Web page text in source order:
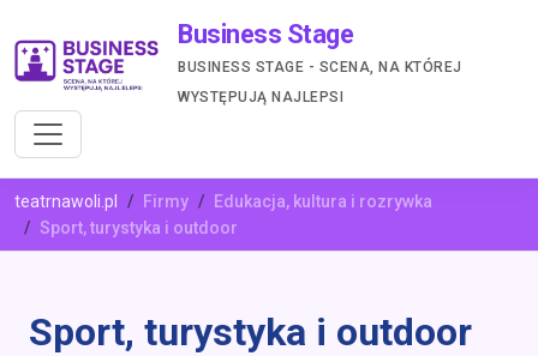
Business Stage
BUSINESS STAGE - SCENA, NA KTÓREJ
WYSTĘPUJĄ NAJLEPSI
teatrnawoli.pl Firmy
Edukacja, kultura i rozrywka
Sport, turystyka i outdoor
Sport, turystyka i outdoor